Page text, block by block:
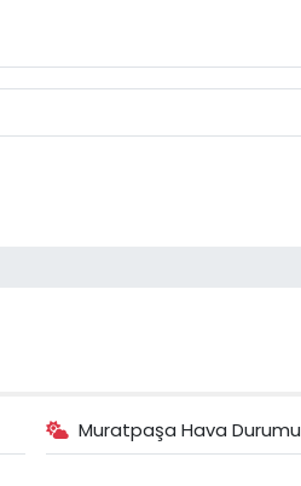
Muratpaşa Hava Durumu